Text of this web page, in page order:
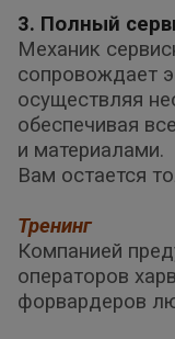
3. Полный
Механик
сопровождает
осуществляя
обеспечивая
и материалами.
Вам остается
Тренинг
Компанией
операторов
форвардеров